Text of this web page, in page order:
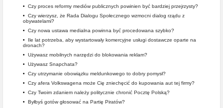
• Czy proces reformy mediów publicznych powinien być bardziej przejrzysty?
• Czy wierzysz, że Rada Dialogu Społecznego wzmocni dialog rządu z
obywatelami?
• Czy nowa ustawa medialna powinna być procedowana szybko?
• Ile lat potrzeba, aby wystartowały komercyjne usługi dostawcze oparte na
dronach?
• Używasz mobilnych narzędzi do blokowania reklam?
• Używasz Snapchata?
• Czy utrzymanie obowiązku meldunkowego to dobry pomysł?
• Czy afera Volkswagena może Cię zniechęcić do kupowania aut tej firmy?
• Czy Twoim zdaniem należy politycznie chronić Pocztę Polską?
• Byłbyś gotów głosować na Partię Piratów?